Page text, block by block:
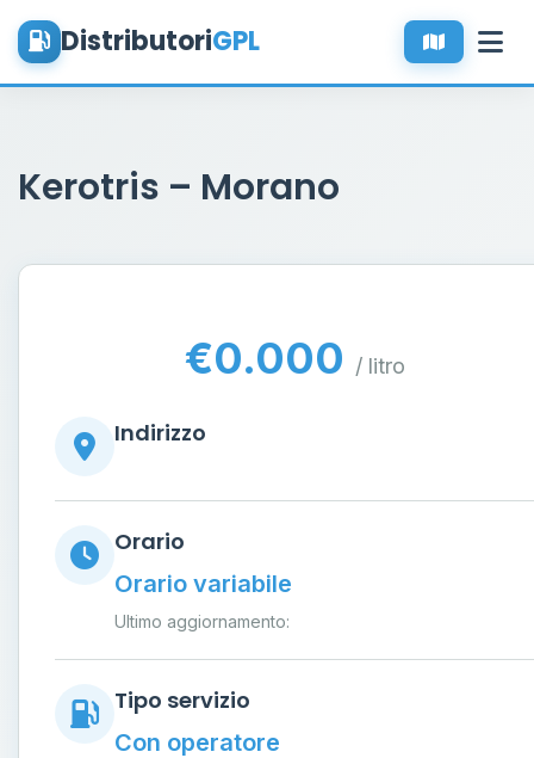
DistributoriGPL
Kerotris – Morano
€0.000 / litro
Indirizzo
Orario
Orario variabile
Ultimo aggiornamento:
Tipo servizio
Con operatore